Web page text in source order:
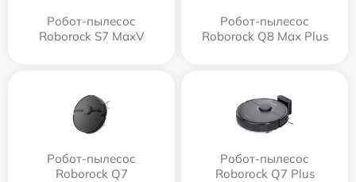
Робот-пылесос
Roborock S7 MaxV
Робот-пылесос
Roborock Q8 Max Plus
Робот-пылесос
Roborock Q7
Робот-пылесос
Roborock Q7 Plus